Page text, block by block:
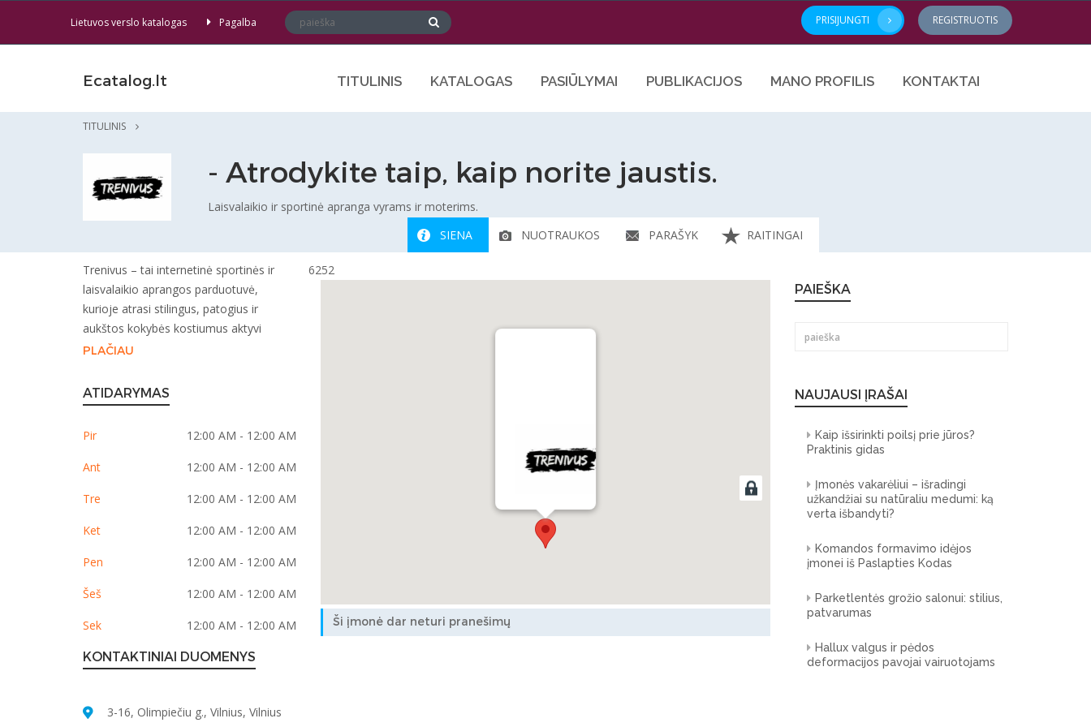
Lietuvos verslo katalogas Pagalba PRISIJUNGTI REGISTRUOTIS
Ecatalog.lt TITULINIS KATALOGAS PASIŪLYMAI PUBLIKACIJOS MANO PROFILIS KONTAKTAI
TITULINIS
- Atrodykite taip, kaip norite jaustis.
Laisvalaikio ir sportinė apranga vyrams ir moterims.
SIENA
NUOTRAUKOS PARAŠYK RAITINGAI
6252
Trenivus – tai internetinė sportinės ir
laisvalaikio aprangos parduotuvė,
kurioje atrasi stilingus, patogius ir
aukštos kokybės kostiumus aktyvi
PLAČIAU
ATIDARYMAS
Pir 12:00 AM - 12:00 AM
Ant 12:00 AM - 12:00 AM
Tre 12:00 AM - 12:00 AM
Ket 12:00 AM - 12:00 AM
Pen 12:00 AM - 12:00 AM
Šeš 12:00 AM - 12:00 AM
Sek 12:00 AM - 12:00 AM
KONTAKTINIAI DUOMENYS
3-16, Olimpiečiu g., Vilnius, Vilnius
Ši įmonė dar neturi pranešimų
PAIEŠKA
NAUJAUSI ĮRAŠAI
Kaip išsirinkti poilsį prie jūros?
Praktinis gidas
Įmonės vakarėliui – išradingi
užkandžiai su natūraliu medumi: ką
verta išbandyti?
Komandos formavimo idėjos
įmonei iš Paslapties Kodas
Parketlentės grožio salonui: stilius,
patvarumas
Hallux valgus ir pėdos
deformacijos pavojai vairuotojams